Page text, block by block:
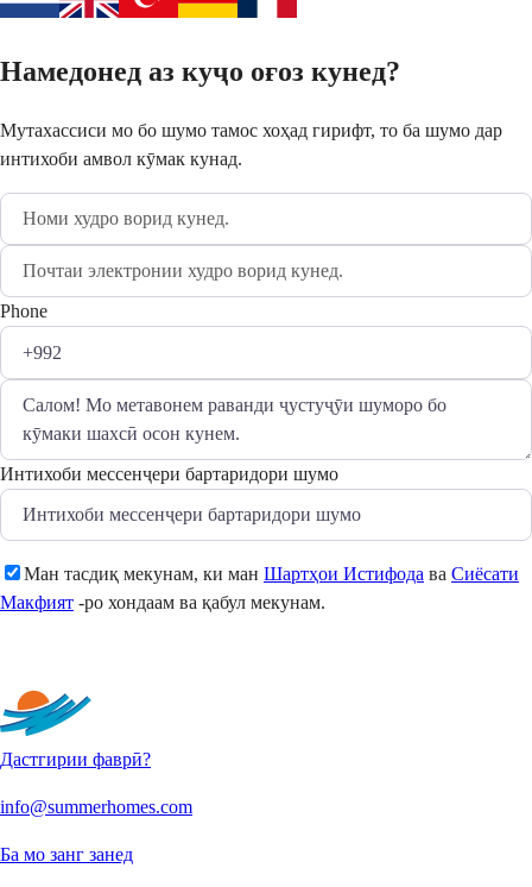
Намедонед аз куҷо оғоз кунед?
Мутахассиси мо бо шумо тамос хоҳад гирифт, то ба шумо дар
интихоби амвол кӯмак кунад.
Phone
Интихоби мессенҷери бартаридори шумо
Ман тасдиқ мекунам, ки ман Шартҳои Истифода ва Сиёсати
Макфият -ро хондаам ва қабул мекунам.
Дастгирии фаврӣ?
info@summerhomes.com
Ба мо занг занед